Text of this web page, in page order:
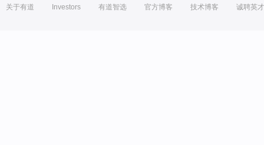
关于有道 Investors 有道智选 官方博客 技术博客 诚聘英才